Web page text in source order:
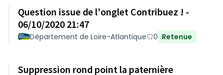
Question issue de l'onglet Contribuez ! -
06/10/2020 21:47
Département de Loire-Atlantique 0 Retenue
Suppression rond point la paternière